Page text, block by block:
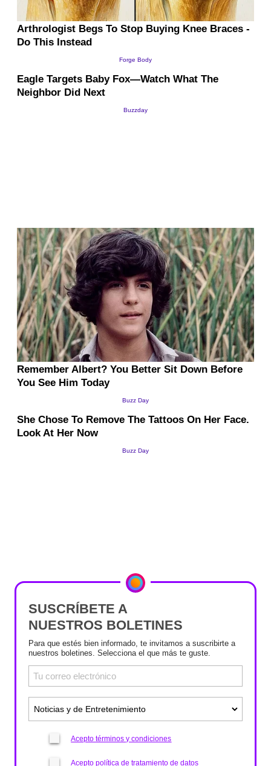
SUSCRÍBETE A
NUESTROS BOLETINES
Para que estés bien informado, te invitamos a suscribirte a
nuestros boletines. Selecciona el que más te guste.
Acepto términos y condiciones
Acepto política de tratamiento de datos